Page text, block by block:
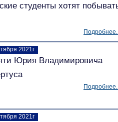
студенты хотят
2021г
Юрия Владимировича
2021г